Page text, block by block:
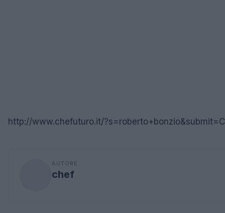
http://www.chefuturo.it/
AUTORE
chef